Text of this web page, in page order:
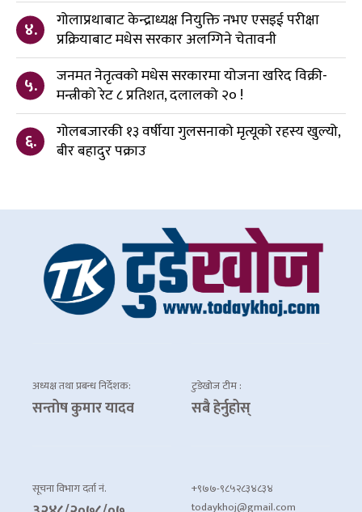
४.
गोलाप्रथाबाट केन्द्राध्यक्ष नियुक्ति नभए एसइई परीक्षा
प्रक्रियाबाट मधेस सरकार अलग्गिने चेतावनी
५.
जनमत नेतृत्वको मधेस सरकारमा योजना खरिद विक्री-
मन्त्रीको रेट ८ प्रतिशत, दलालको २० !
६.
गोलबजारकी १३ वर्षीया गुलसनाको मृत्यूको रहस्य खुल्यो,
बीर बहादुर पक्राउ
अध्यक्ष तथा प्रबन्ध निर्देशक:
सन्तोष कुमार यादव
टुडेखोज टीम :
सबै हेर्नुहोस्
सूचना विभाग दर्ता नं.
+९७७-९८५२८३४८३४
todaykhoj@gmail.com